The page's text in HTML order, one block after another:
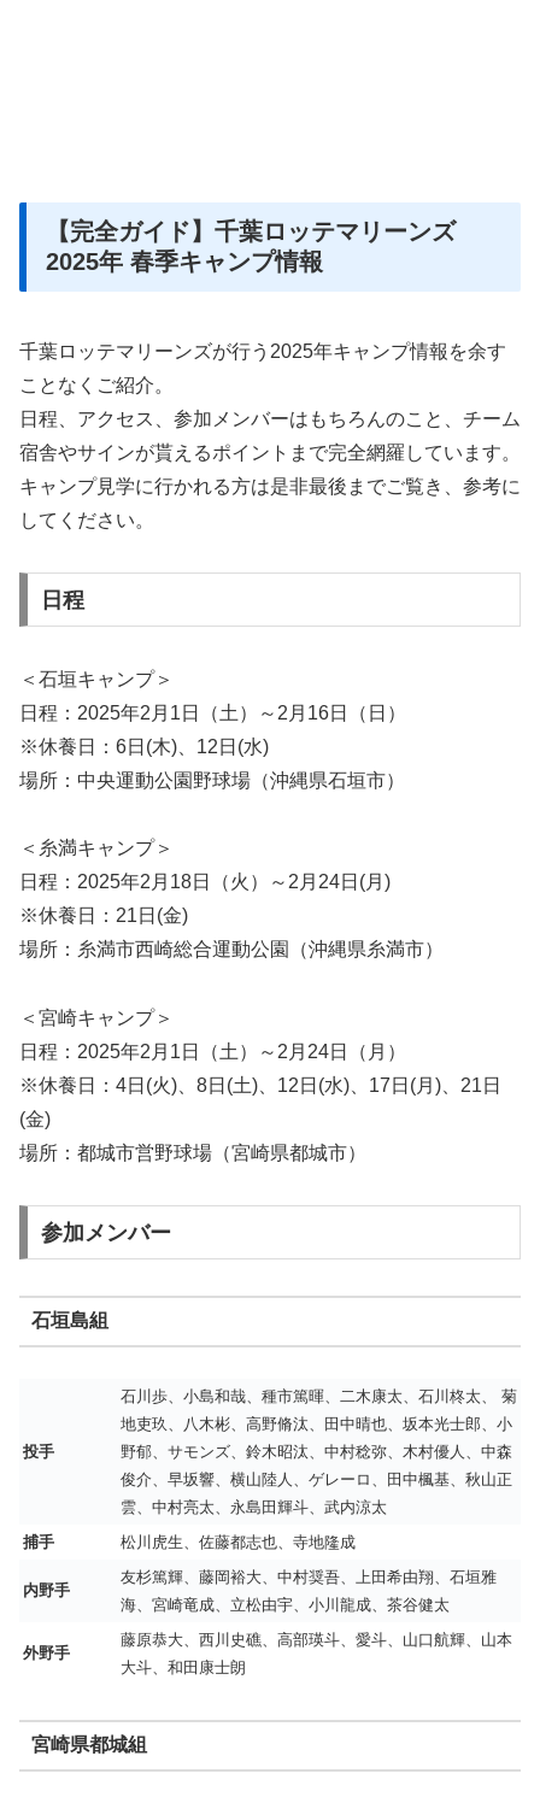
【完全ガイド】千葉ロッテマリーンズ
2025年 春季キャンプ情報
千葉ロッテマリーンズが行う2025年キャンプ情報を余す
ことなくご紹介。
日程、アクセス、参加メンバーはもちろんのこと、チーム
宿舎やサインが貰えるポイントまで完全網羅しています。
キャンプ見学に行かれる方は是非最後までご覧き、参考に
してください。
日程
＜石垣キャンプ＞
日程：2025年2月1日（土）～2月16日（日）
※休養日：6日(木)、12日(水)
場所：中央運動公園野球場（沖縄県石垣市）
＜糸満キャンプ＞
日程：2025年2月18日（火）～2月24日(月)
※休養日：21日(金)
場所：糸満市西崎総合運動公園（沖縄県糸満市）
＜宮崎キャンプ＞
日程：2025年2月1日（土）～2月24日（月）
※休養日：4日(火)、8日(土)、12日(水)、17日(月)、21日
(金)
場所：都城市営野球場（宮崎県都城市）
参加メンバー
石垣島組
投手
石川歩、小島和哉、種市篤暉、二木康太、石川柊太、 菊
地吏玖、八木彬、高野脩汰、田中晴也、坂本光士郎、小
野郁、サモンズ、鈴木昭汰、中村稔弥、木村優人、中森
俊介、早坂響、横山陸人、ゲレーロ、田中楓基、秋山正
雲、中村亮太、永島田輝斗、武内涼太
捕手
松川虎生、佐藤都志也、寺地隆成
内野手
友杉篤輝、藤岡裕大、中村奨吾、上田希由翔、石垣雅
海、宮崎竜成、立松由宇、小川龍成、茶谷健太
外野手
藤原恭大、西川史礁、高部瑛斗、愛斗、山口航輝、山本
大斗、和田康士朗
宮崎県都城組